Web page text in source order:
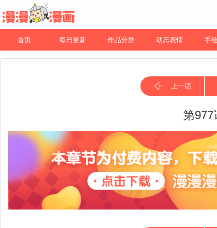
首页 每日更新 作品分类 动态表情 手
上一话
第977